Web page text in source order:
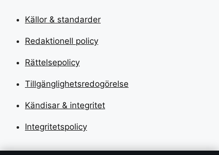
Källor & standarder
Redaktionell policy
Rättelsepolicy
Tillgänglighetsredogörelse
Kändisar & integritet
Integritetspolicy